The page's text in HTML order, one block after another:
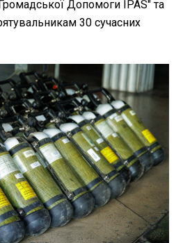
Допомоги IPAS" та
30 сучасних